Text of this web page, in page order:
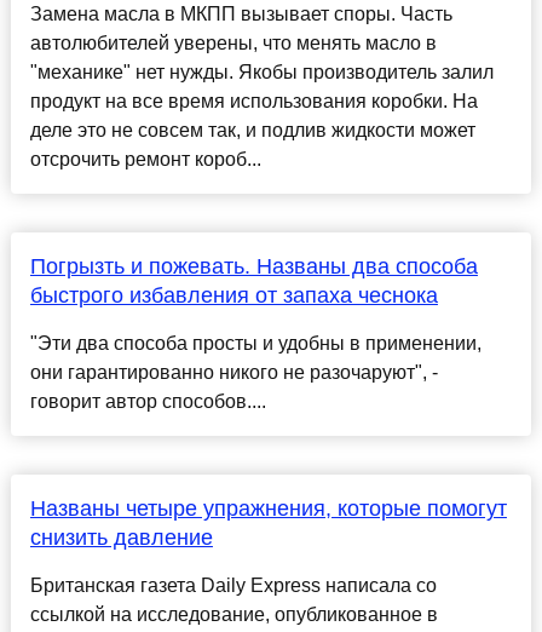
Замена масла в МКПП вызывает споры. Часть
автолюбителей уверены, что менять масло в
"механике" нет нужды. Якобы производитель залил
продукт на все время использования коробки. На
деле это не совсем так, и подлив жидкости может
отсрочить ремонт короб...
Погрызть и пожевать. Названы два способа
быстрого избавления от запаха чеснока
"Эти два способа просты и удобны в применении,
они гарантированно никого не разочаруют", -
говорит автор способов....
Названы четыре упражнения, которые помогут
снизить давление
Британская газета Daily Express написала со
ссылкой на исследование, опубликованное в